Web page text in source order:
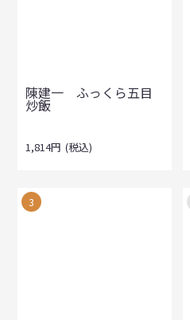
陳建一 ふっくら五目
炒飯
1,814円 (税込)
3